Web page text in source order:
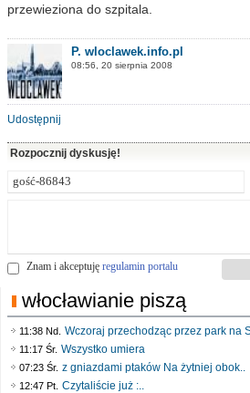
przewieziona do szpitala.
P. wloclawek.info.pl
08:56, 20 sierpnia 2008
Udostępnij
Rozpocznij dyskusję!
Znam i akceptuję regulamin portalu
włocławianie piszą
11:38 Nd. Wczoraj przechodząc przez park na
11:17 Śr. Wszystko umiera
07:23 Śr. z gniazdami ptaków Na żytniej obok..
12:47 Pt. Czytaliście już :..